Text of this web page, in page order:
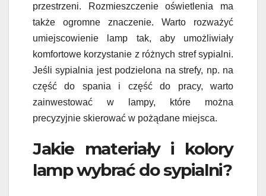
przestrzeni. Rozmieszczenie oświetlenia ma
także ogromne znaczenie. Warto rozważyć
umiejscowienie lamp tak, aby umożliwiały
komfortowe korzystanie z różnych stref sypialni.
Jeśli sypialnia jest podzielona na strefy, np. na
część do spania i część do pracy, warto
zainwestować w lampy, które można
precyzyjnie skierować w pożądane miejsca.
Jakie materiały i kolory
lamp wybrać do sypialni?